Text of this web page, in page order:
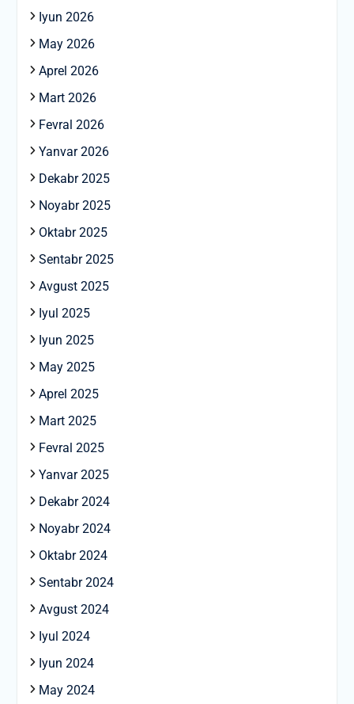
Iyun 2026
May 2026
Aprel 2026
Mart 2026
Fevral 2026
Yanvar 2026
Dekabr 2025
Noyabr 2025
Oktabr 2025
Sentabr 2025
Avgust 2025
Iyul 2025
Iyun 2025
May 2025
Aprel 2025
Mart 2025
Fevral 2025
Yanvar 2025
Dekabr 2024
Noyabr 2024
Oktabr 2024
Sentabr 2024
Avgust 2024
Iyul 2024
Iyun 2024
May 2024